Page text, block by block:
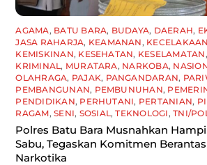
AGAMA, BATU BARA, BUDAYA, DAERAH,
JASA RAHARJA, KEAMANAN , KECELAKAAN
KEMISKINAN, KESEHATAN, KESELAMATAN ,
KRIMINAL , MURATARA, NARKOBA,
OLAHRAGA, PAJAK, PANGANDARAN,
PEMBANGUNAN, PEMBUNUHAN,
PENDIDIKAN, PERHUTANI, PERTANIAN,
RAGAM,SENI, SOSIAL ,TEKNOLOGI ,TNI/
Polres Batu Bara Musnahkan
Sabu, Tegaskan Komitmen
Narkotika